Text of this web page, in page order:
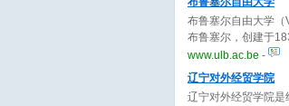
布鲁塞尔自由大学
布鲁塞尔，创建于
www.ulb.ac.be -
辽宁对外经贸学院
辽宁对外经贸学院